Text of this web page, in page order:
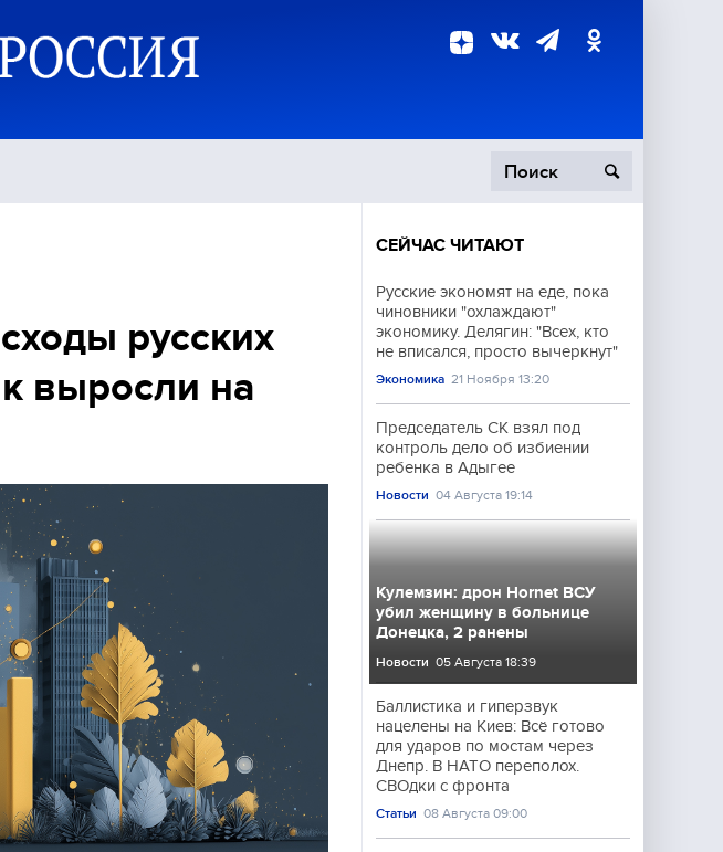
Происшествия
русских
выросли на
СЕЙЧАС ЧИТАЮТ
Русские экономят на еде, пока
чиновники "охлаждают"
экономику. Делягин: "Всех, кто
не вписался, просто вычеркнут"
Экономика 21 Ноября 13:20
Председатель СК взял под
контроль дело об избиении
ребенка в Адыгее
Новости 04 Августа 19:14
Кулемзин: дрон Hornet ВСУ
убил женщину в больнице
Донецка, 2 ранены
Новости 05 Августа 18:39
Баллистика и гиперзвук
нацелены на Киев: Всё готово
для ударов по мостам через
Днепр. В НАТО переполох.
СВОдки с фронта
Статьи 08 Августа 09:00